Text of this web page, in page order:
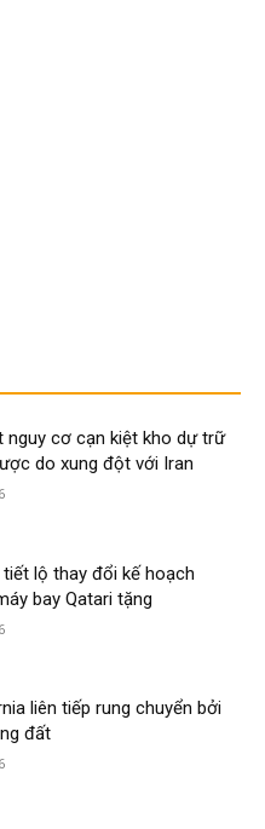
nguy cơ cạn kiệt kho dự trữ
do xung đột với Iran
tiết lộ thay đổi kế hoạch
bay Qatari tặng
liên tiếp rung chuyển bởi
đất